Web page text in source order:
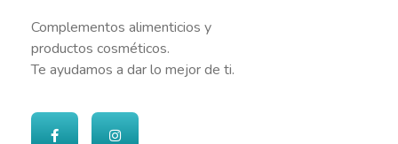
Complementos alimenticios y
productos cosméticos.
Te ayudamos a dar lo mejor de ti.